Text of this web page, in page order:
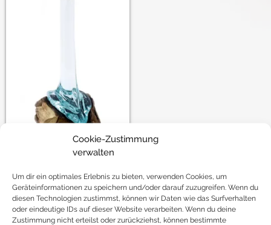
Cookie-Zustimmung
verwalten
Um dir ein optimales Erlebnis zu bieten, verwenden Cookies, um
Geräteinformationen zu speichern und/oder darauf zuzugreifen. Wenn du
diesen Technologien zustimmst, können wir Daten wie das Surfverhalten
oder eindeutige IDs auf dieser Website verarbeiten. Wenn du deine
Zustimmung nicht erteilst oder zurückziehst, können bestimmte
48,00€